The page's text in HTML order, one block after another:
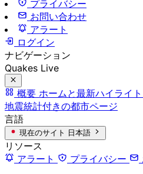
プライバシー
お問い合わせ
アラート
ログイン
ナビゲーション
Quakes Live
概要 ホームと最新ハイライト
地震統計付きの都市ページ
言語
現在のサイト 日本語
リソース
アラート
プライバシー